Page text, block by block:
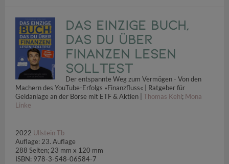
Das einzige Buch,
das Du über
Finanzen lesen
solltest
Der entspannte Weg zum Vermögen - Von den
Machern des YouTube-Erfolgs »Finanzfluss« | Ratgeber für
Geldanlage an der Börse mit ETF & Aktien | Thomas Kehl; Mona
Linke
2022 Ullstein Tb
Auflage: 23. Auflage
288 Seiten; 23 mm x 120 mm
ISBN: 978-3-548-06584-7